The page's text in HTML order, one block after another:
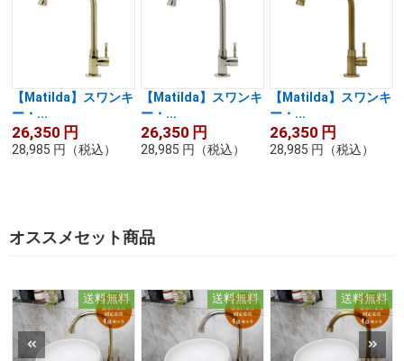
【Matilda】スワンキ
ー・...
26,350 円
28,985 円 （税込）
【Matilda】スワンキ
ー・...
26,350 円
28,985 円 （税込）
【Matilda】スワンキ
ー・...
26,350 円
28,985 円 （税込）
オススメセット商品
送料無料 送料無料 送料無料